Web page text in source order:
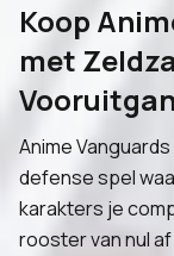
Koop
met
Anime
defense spel
karakters je
rooster van nul